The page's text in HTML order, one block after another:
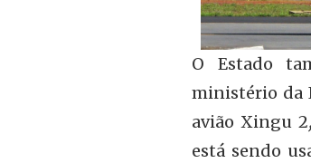
O Estado
ministério da
avião Xingu 2
está sendo